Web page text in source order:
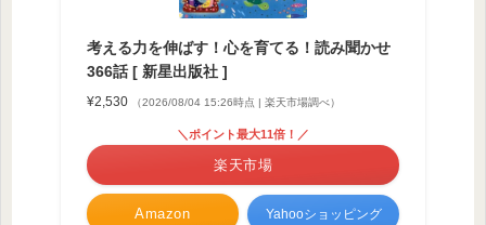
考える力を伸ばす！心を育てる！読み聞かせ
366話 [ 新星出版社 ]
¥2,530 （2026/08/04 15:26時点 | 楽天市場調べ）
Amazon
＼ポイント最大11倍！／
楽天市場
Yahooショッピング